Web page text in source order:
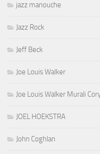
jazz manouche
Jazz Rock
Jeff Beck
Joe Louis Walker
Joe Louis Walker Murali
JOEL HOEKSTRA
John Coghlan